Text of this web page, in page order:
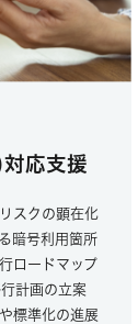
応支援
スクの顕在化
暗号利用箇所
ロードマップ
計画の立案
標準化の進展